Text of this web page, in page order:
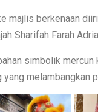
majlis berkenaan
Sharifah Farah
simbolik mercun
melambangkan